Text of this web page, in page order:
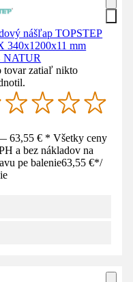
nášľap TOPSTEP
340x1200x11 mm
NATUR
tovar zatiaľ nikto
63,55 € * Všetky ceny
a bez nákladov na
pe balenie63,55 €*/